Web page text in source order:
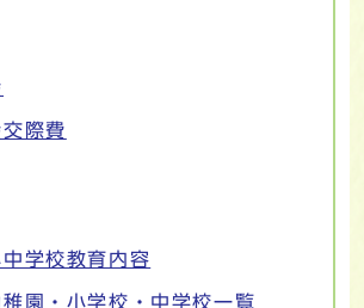
際費
学校教育内容
園・小学校・中学校一覧